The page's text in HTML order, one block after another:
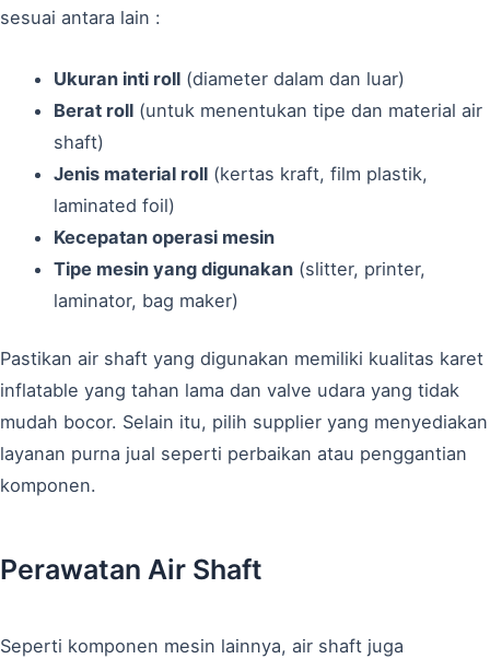
sesuai antara lain :
Ukuran inti roll (diameter dalam dan luar)
Berat roll (untuk menentukan tipe dan material air
shaft)
Jenis material roll (kertas kraft, film plastik,
laminated foil)
Kecepatan operasi mesin
Tipe mesin yang digunakan (slitter, printer,
laminator, bag maker)
Pastikan air shaft yang digunakan memiliki kualitas karet
inflatable yang tahan lama dan valve udara yang tidak
mudah bocor. Selain itu, pilih supplier yang menyediakan
layanan purna jual seperti perbaikan atau penggantian
komponen.
Perawatan Air Shaft
Seperti komponen mesin lainnya, air shaft juga